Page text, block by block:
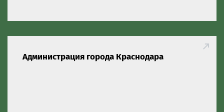
Администрация города Краснодара